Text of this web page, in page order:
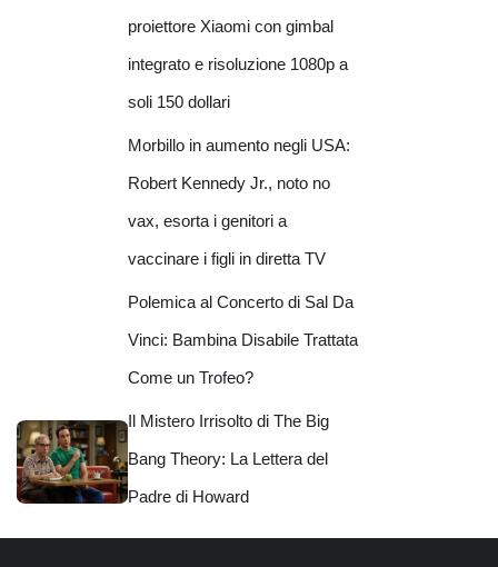
proiettore Xiaomi con gimbal
integrato e risoluzione 1080p a
soli 150 dollari
Morbillo in aumento negli USA:
Robert Kennedy Jr., noto no
vax, esorta i genitori a
vaccinare i figli in diretta TV
Polemica al Concerto di Sal Da
Vinci: Bambina Disabile Trattata
Come un Trofeo?
Il Mistero Irrisolto di The Big
Bang Theory: La Lettera del
Padre di Howard